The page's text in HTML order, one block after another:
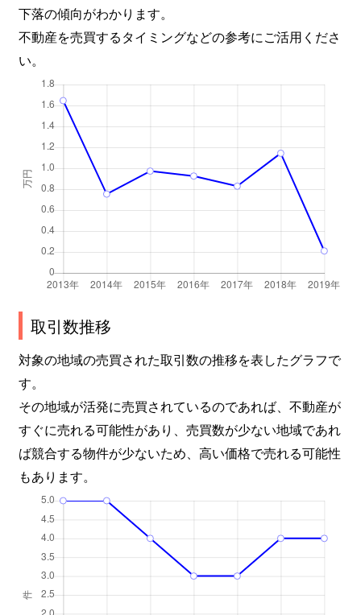
下落の傾向がわかります。
不動産を売買するタイミングなどの参考にご活用くださ
い。
取引数推移
対象の地域の売買された取引数の推移を表したグラフで
す。
その地域が活発に売買されているのであれば、不動産が
すぐに売れる可能性があり、売買数が少ない地域であれ
ば競合する物件が少ないため、高い価格で売れる可能性
もあります。